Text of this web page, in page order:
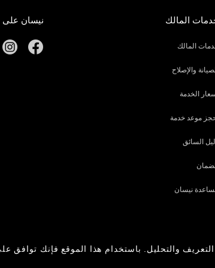
والتحليل. باستخدام هذا الموقع فإنك توافق
المالك
المالك
والإصلاح
الخدمة
موعد خدمة
السائق
نيسان
نيسان على
facebook